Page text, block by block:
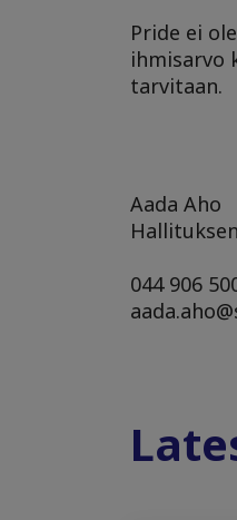
Pride ei
ihmisarvo
tarvitaan.
Aada Aho
044 906